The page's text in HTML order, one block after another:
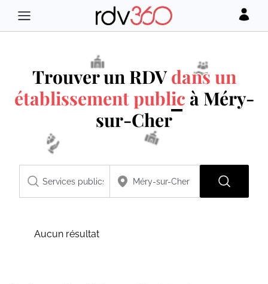
Trouver un RDVdans un
établissement public à Méry-
sur-Cher
Aucun résultat